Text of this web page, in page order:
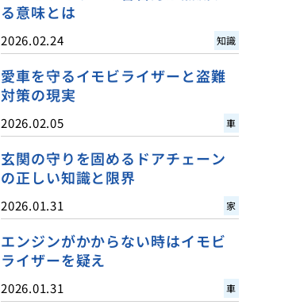
る意味とは
2026.02.24 知識
愛車を守るイモビライザーと盗難
対策の現実
2026.02.05 車
玄関の守りを固めるドアチェーン
の正しい知識と限界
2026.01.31 家
エンジンがかからない時はイモビ
ライザーを疑え
2026.01.31 車